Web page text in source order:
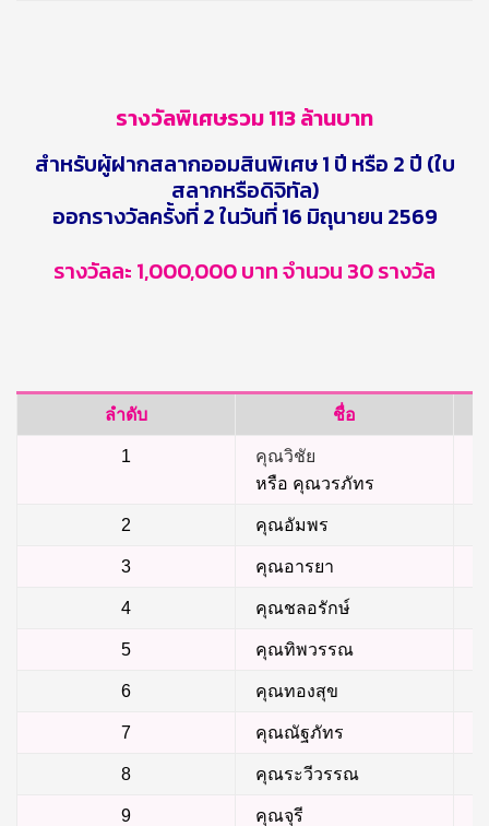
รางวัลพิเศษรวม 113 ล้านบาท
สำหรับผู้ฝากสลากออมสินพิเศษ 1 ปี หรือ 2 ปี (ใบ
สลากหรือดิจิทัล)
ออกรางวัลครั้งที่ 2 ในวันที่ 16 มิถุนายน 2569
รางวัลละ 1,000,000 บาท จำนวน 30 รางวัล
ลำดับ ชื่อ
1
คุณวิชัย
หรือ คุณวรภัทร
2 คุณอัมพร
3 คุณอารยา
4 คุณชลอรักษ์
5 คุณทิพวรรณ
6 คุณทองสุข
7 คุณณัฐภัทร
8 คุณระวีวรรณ
9 คุณจุรี